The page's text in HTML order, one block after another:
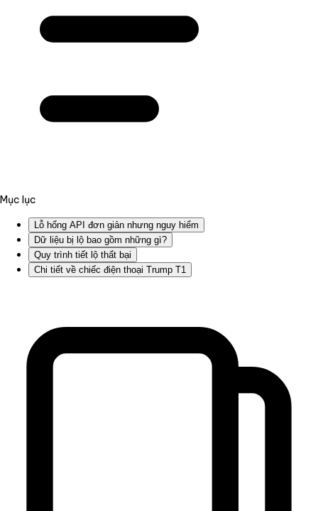
Mục lục
Lỗ hổng API đơn giản nhưng nguy hiểm
Dữ liệu bị lộ bao gồm những gì?
Quy trình tiết lộ thất bại
Chi tiết về chiếc điện thoại Trump T1